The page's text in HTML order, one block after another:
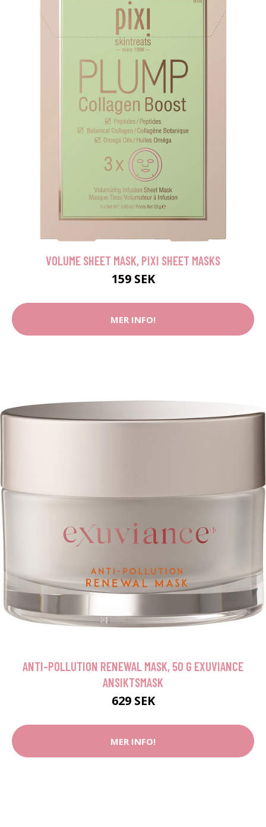
VOLUME SHEET MASK, PIXI SHEET MASKS
159 SEK
MER INFO!
ANTI-POLLUTION RENEWAL MASK, 50 G EXUVIANCE
ANSIKTSMASK
629 SEK
MER INFO!